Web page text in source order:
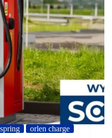
orlen charge